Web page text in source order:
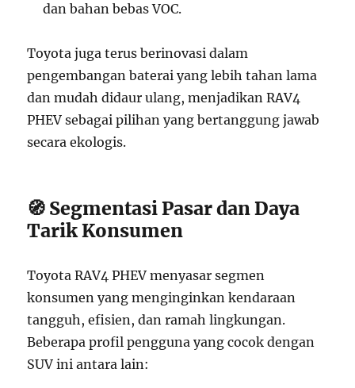
dan bahan bebas VOC.
Toyota juga terus berinovasi dalam
pengembangan baterai yang lebih tahan lama
dan mudah didaur ulang, menjadikan RAV4
PHEV sebagai pilihan yang bertanggung jawab
secara ekologis.
🧭 Segmentasi Pasar dan Daya
Tarik Konsumen
Toyota RAV4 PHEV menyasar segmen
konsumen yang menginginkan kendaraan
tangguh, efisien, dan ramah lingkungan.
Beberapa profil pengguna yang cocok dengan
SUV ini antara lain: